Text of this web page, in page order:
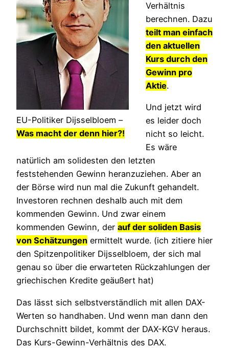
EU-Politiker Dijsselbloem –
Was macht der denn hier?!
Verhältnis
berechnen. Dazu
teilt maneinfach
den aktuellen
Kurs durch den
Gewinn pro
Aktie.
Und jetzt wird
es leider doch
nicht so leicht.
Es wäre
natürlich am solidesten den letzten
feststehenden Gewinn heranzuziehen. Aber an
der Börse wird nun mal die Zukunft gehandelt.
Investoren rechnen deshalb auch mit dem
kommenden Gewinn. Und zwar einem
kommenden Gewinn, der auf der soliden Basis
von Schätzungen ermittelt wurde. (ich zitiere hier
den Spitzenpolitiker Dijsselbloem, der sich mal
genau so über die erwarteten Rückzahlungen der
griechischen Kredite geäußert hat)
Das lässt sich selbstverständlich mit allen DAX-
Werten so handhaben. Und wenn man dann den
Durchschnitt bildet, kommt der DAX-KGV heraus.
Das Kurs-Gewinn-Verhältnis des DAX.